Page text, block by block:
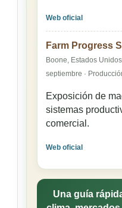
Web oficial
Farm Progress
Boone, Estados
septiembre ·
Exposición de
sistemas
comercial.
Web oficial
Una guía